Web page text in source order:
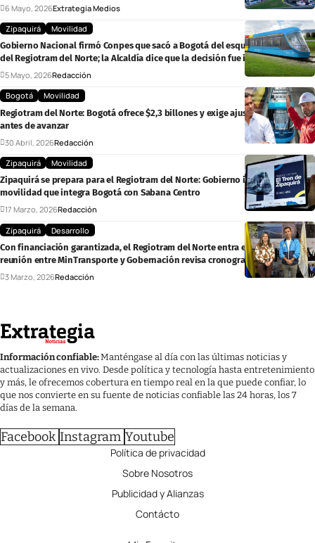
6 Mayo, 2026Extrategia Medios
Zipaquirá
Movilidad
Gobierno Nacional firmó Conpes que sacó a Bogotá del esquema financiero
del Regiotram del Norte; la Alcaldía dice que la decisión fue inconsulta
5 Mayo, 2026Redacción
Bogotá
Movilidad
Regiotram del Norte: Bogotá ofrece $2,3 billones y exige ajustes técnicos
antes de avanzar
30 Abril, 2026Redacción
Zipaquirá
Movilidad
Zipaquirá se prepara para el Regiotram del Norte: Gobierno impulsa
movilidad que integra Bogotá con Sabana Centro
17 Marzo, 2026Redacción
Zipaquirá
Desarrollo
Con financiación garantizada, el Regiotram del Norte entra en fase clave:
reunión entre MinTransporte y Gobernación revisa cronograma
3 Marzo, 2026Redacción
Información confiable:Manténgase al día con las últimas noticias y
actualizaciones en vivo. Desde política y tecnología hasta entretenimiento
y más, le ofrecemos cobertura en tiempo real en la que puede confiar, lo
que nos convierte en su fuente de noticias confiable las 24 horas, los 7
días de la semana.
Facebook Instagram Youtube
Política de privacidad
Sobre Nosotros
Publicidad y Alianzas
Contácto